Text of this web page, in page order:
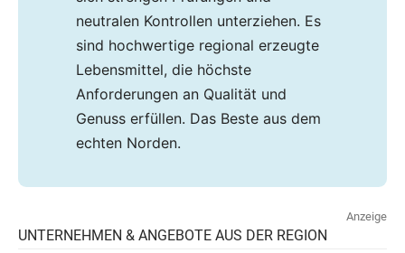
neutralen Kontrollen unterziehen. Es
sind hochwertige regional erzeugte
Lebensmittel, die höchste
Anforderungen an Qualität und
Genuss erfüllen. Das Beste aus dem
echten Norden.